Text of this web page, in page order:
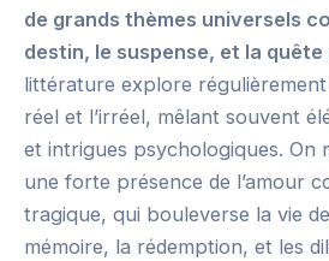
de grands thèmes universels
destin, le suspense, et la quête
littérature explore
réel et l’irréel, mêlant souvent
et intrigues psychologiques. On
une forte présence de l’amour
tragique, qui bouleverse la vie
mémoire, la rédemption, et les